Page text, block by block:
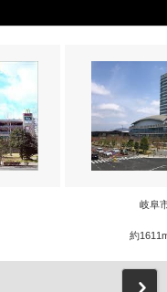
岐阜
約